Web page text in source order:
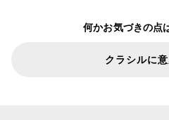
何かお気づきの点
クラシルに